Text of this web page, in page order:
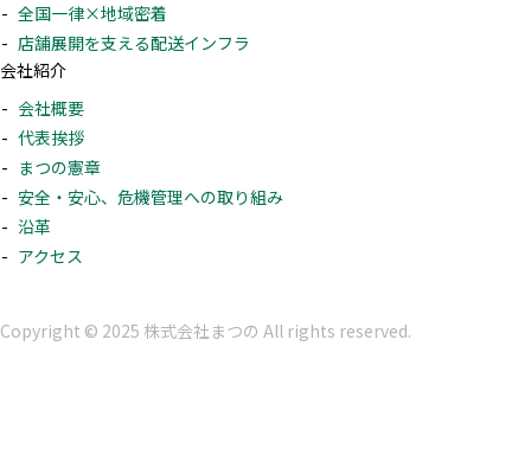
全国一律×地域密着
店舗展開を支える配送インフラ
会社紹介
会社概要
代表挨拶
まつの憲章
安全・安心、危機管理への取り組み
沿革
アクセス
Copyright © 2025 株式会社まつの All rights reserved.